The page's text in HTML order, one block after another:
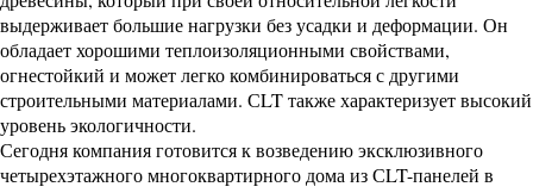
выдерживает большие нагрузки без усадки и деформации. Он
обладает хорошими теплоизоляционными свойствами,
огнестойкий и может легко комбинироваться с другими
строительными материалами. СLT также характеризует высокий
уровень экологичности.
Сегодня компания готовится к возведению эксклюзивного
четырехэтажного многоквартирного дома из СLT-панелей в